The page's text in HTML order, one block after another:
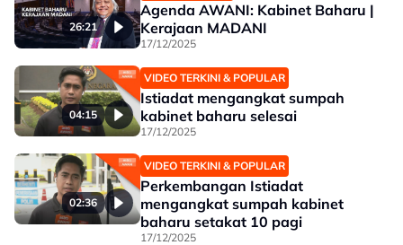
26:21
Agenda AWANI: Kabinet Baharu |
Kerajaan MADANI
17/12/2025
04:15
VIDEO TERKINI & POPULAR
Istiadat mengangkat sumpah
kabinet baharu selesai
17/12/2025
02:36
VIDEO TERKINI & POPULAR
Perkembangan Istiadat
mengangkat sumpah kabinet
baharu setakat 10 pagi
17/12/2025